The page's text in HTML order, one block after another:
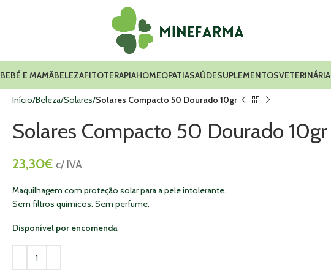
BEBÉ E MAMÃBELEZAFITOTERAPIAHOMEOPATIASAÚDESUPLEMENTOSVETERINÁRIA
Início Beleza Solares Solares Compacto 50 Dourado 10gr
Solares Compacto 50 Dourado 10gr
23,30€ c/ IVA
Maquilhagem com proteção solar para a pele intolerante.
Sem filtros químicos. Sem perfume.
Disponível por encomenda